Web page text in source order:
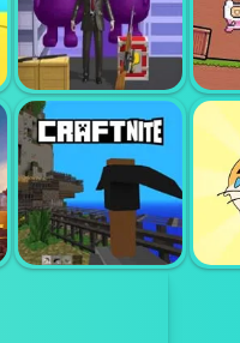
합체 마스터 아미
클래쉬
액
원 불릿 투 그리메
이스
핑